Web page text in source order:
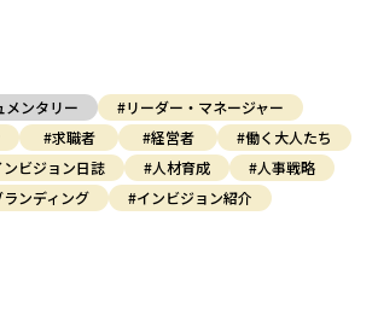
メンタリー
#リーダー・マネージャー
#求職者 #経営者
#働く大人たち
ビジョン日誌 #人材育成
#人事戦略
ンディング
#インビジョン紹介